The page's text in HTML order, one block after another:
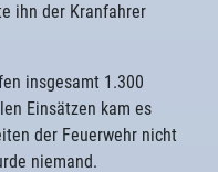
ihn der Kranfahrer
insgesamt 1.300
Einsätzen kam es
der Feuerwehr nicht
niemand.